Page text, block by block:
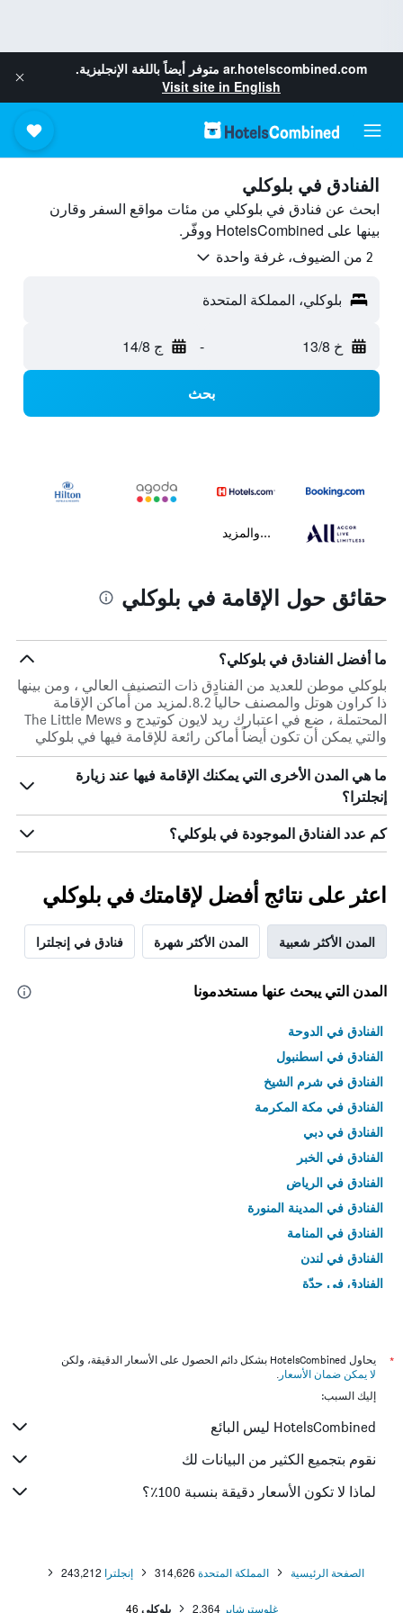
ar.hotelscombined.com متوفر أيضاً باللغة الإنجليزية.
Visit site in English
الفنادق في بلوكلي
ابحث عن فنادق في بلوكلي من مئات مواقع السفر وقارن
بينها على HotelsCombined ووفّر.
2 من الضيوف، غرفة واحدة
بلوكلي، المملكة المتحدة
خ 13/8 - ج 14/8
بحث
...والمزيد
حقائق حول الإقامة في بلوكلي
ما أفضل الفنادق في بلوكلي؟
بلوكلي موطن للعديد من الفنادق ذات التصنيف العالي ، ومن بينها
ذا كراون هوتل والمصنف حالياً 8.2.لمزيد من أماكن الإقامة
المحتملة ، ضع في اعتبارك ريد لايون كوتيدج و The Little Mews
والتي يمكن أن تكون أيضاً أماكن رائعة للإقامة فيها في بلوكلي
ما هي المدن الأخرى التي يمكنك الإقامة فيها عند زيارة
إنجلترا؟
كم عدد الفنادق الموجودة في بلوكلي؟
اعثر على نتائج أفضل لإقامتك في بلوكلي
المدن الأكثر شعبية المدن الأكثر شهرة فنادق في إنجلترا
المدن التي يبحث عنها مستخدمونا
الفنادق في الدوحة
الفنادق في اسطنبول
الفنادق في شرم الشيخ
الفنادق في مكة المكرمة
الفنادق في دبي
الفنادق في الخبر
الفنادق في الرياض
الفنادق في المدينة المنورة
الفنادق في المنامة
الفنادق في لندن
الفنادق في جدّة
*
يحاول HotelsCombined بشكل دائم الحصول على الأسعار الدقيقة، ولكن
لا يمكن ضمان الأسعار .
إليك السبب:
HotelsCombined ليس البائع
نقوم بتجميع الكثير من البيانات لك
لماذا لا تكون الأسعار دقيقة بنسبة 100٪؟
الصفحة الرئيسية المملكة المتحدة 314,626 إنجلترا 243,212
غلوسترشاير 2,364 بلوكلي 46